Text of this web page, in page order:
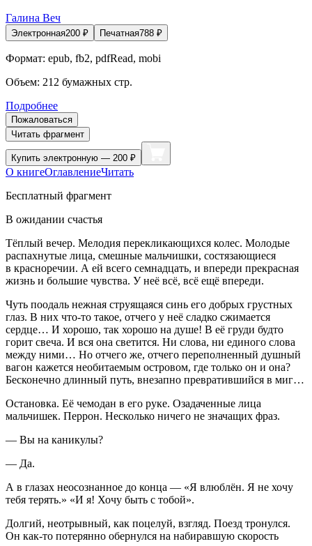
Галина Веч
Электронная200 ₽ Печатная788 ₽
Формат: epub, fb2, pdfRead, mobi
Объем: 212 бумажных стр.
Подробнее
Пожаловаться
Читать фрагмент
Купить электронную — 200 ₽
О книгеОглавлениеЧитать
Бесплатный фрагмент
В ожидании счастья
Тёплый вечер. Мелодия перекликающихся колес. Молодые
распахнутые лица, смешные мальчишки, состязающиеся
в красноречии. А ей всего семнадцать, и впереди прекрасная
жизнь и большие чувства. У неё всё, всё ещё впереди.
Чуть поодаль нежная струящаяся синь его добрых грустных
глаз. В них что-то такое, отчего у неё сладко сжимается
сердце… И хорошо, так хорошо на душе! В её груди будто
горит свеча. И вся она светится. Ни слова, ни единого слова
между ними… Но отчего же, отчего переполненный душный
вагон кажется необитаемым островом, где только он и она?
Бесконечно длинный путь, внезапно превратившийся в миг…
Остановка. Её чемодан в его руке. Озадаченные лица
мальчишек. Перрон. Несколько ничего не значащих фраз.
— Вы на каникулы?
— Да.
А в глазах неосознанное до конца — «Я влюблён. Я не хочу
тебя терять.» «И я! Хочу быть с тобой».
Долгий, неотрывный, как поцелуй, взгляд. Поезд тронулся.
Он как-то потерянно обернулся на набиравшую скорость